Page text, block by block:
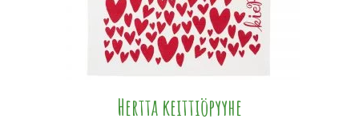
Hertta keittiöpyyhe